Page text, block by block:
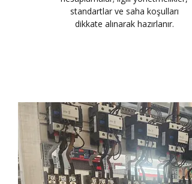
standartlar ve saha koşulları
dikkate alınarak hazırlanır.